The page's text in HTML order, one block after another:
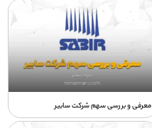
معرفی و بررسی سهم شرکت سابیر